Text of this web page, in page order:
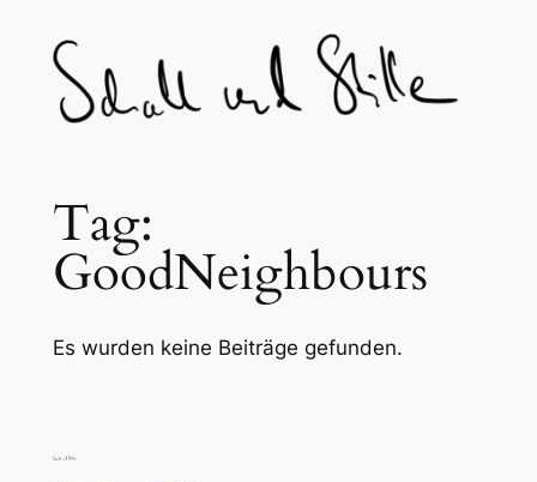
content
Tag:
GoodNeighbours
Es wurden keine Beiträge gefunden.